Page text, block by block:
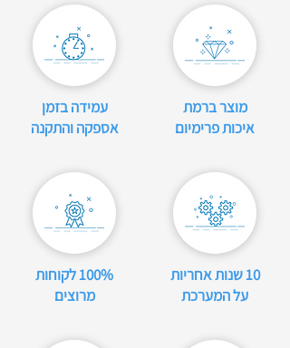
מוצר ברמת
איכות פרימיום
10 שנות אחריות
על המערכת
עמידה בזמן
אספקה והתקנה
100% לקוחות
מרוצים